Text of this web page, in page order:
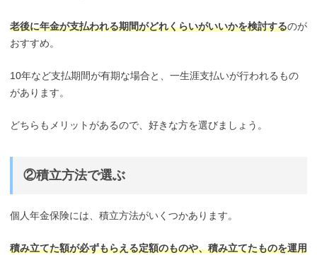
老後に年金が支払われる期間がどれくらいがいいかを検討するのが
おすすめ。
10年など支払期間が有期な場合と、一生涯支払いが行われるもの
があります。
どちらもメリットがあるので、好きな方を選びましょう。
②積立方法で選ぶ
個人年金保険には、積立方法がいくつかあります。
積み立てた額が必ずもらえる定額のものや、積み立てたものを運用